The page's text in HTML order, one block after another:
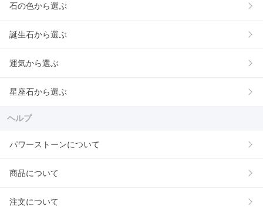
石の色から選ぶ
誕生石から選ぶ
運気から選ぶ
星座石から選ぶ
ヘルプ
パワーストーンについて
商品について
注文について